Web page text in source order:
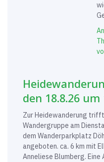
den 18.8.26 um
Zur Heidewanderung
Wandergruppe am
dem Wanderparkplatz
angeboten. ca. 6 km mit
Anneliese Blumberg. Eine